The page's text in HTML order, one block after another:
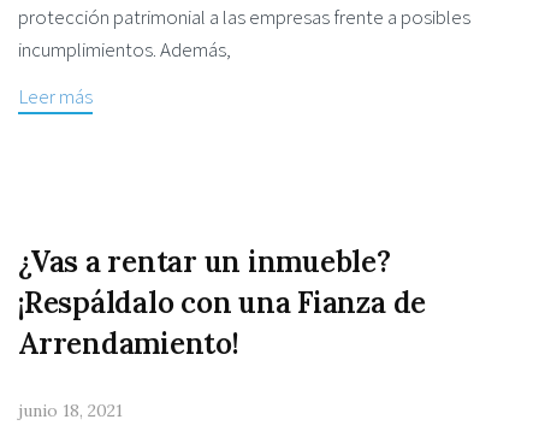
protección patrimonial a las empresas frente a posibles
incumplimientos. Además,
Leer más
¿Vas a rentar un inmueble?
¡Respáldalo con una Fianza de
Arrendamiento!
junio 18, 2021